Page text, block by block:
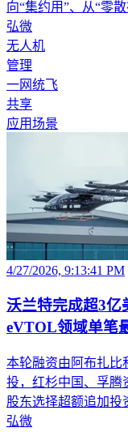
向“集约用”、从“零
弘微
无人机
管理
一网统飞
共享
应用场景
4/27/2026, 9:13:41 PM
沃兰特完成超3亿
eVTOL领域单笔
本轮融资由阿布扎比
投，红杉中国、孚腾
股东选择超额追加投
弘微